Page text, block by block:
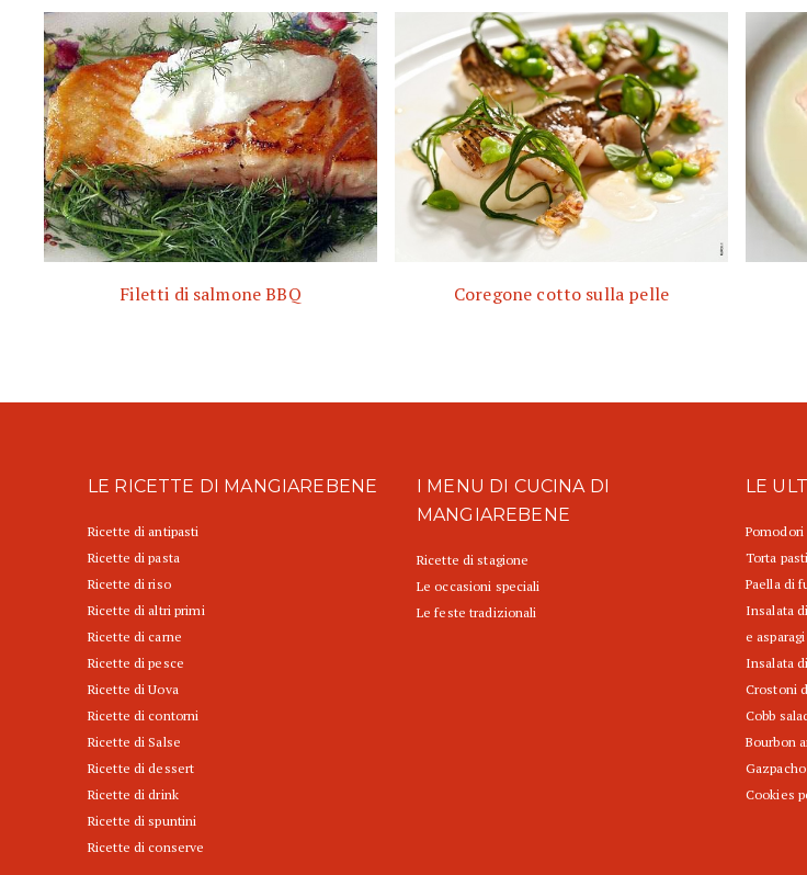
Filetti di salmone BBQ Coregone cotto sulla pelle
LE RICETTE DI MANGIAREBENE
Ricette di antipasti
Ricette di pasta
Ricette di riso
Ricette di altri primi
Ricette di carne
Ricette di pesce
Ricette di Uova
Ricette di contorni
Ricette di Salse
Ricette di dessert
Ricette di drink
Ricette di spuntini
Ricette di conserve
I MENU DI CUCINA DI
MANGIAREBENE
Ricette di stagione
Le occasioni speciali
Le feste tradizionali
LE
Pomodori
Torta
Paella di
Insalata
e asparagi
Insalata
Crostoni
Cobb
Bourbon
Cookies